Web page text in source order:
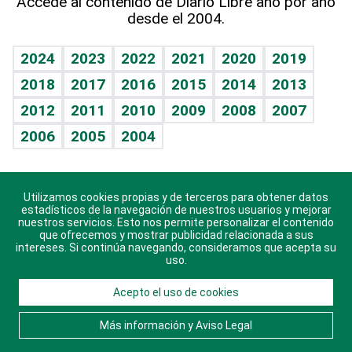
Vida y familia
Eñe
Celebrando la vida
Sin complejos
En pocas palabras
Escuchando al corazón
Economía Personal
TBT Deportivo
Guía del dinero
Horóscopos
Crucigramas
desde el 2004.
2024 2023 2022 2021 2020
2019
2018
2017 2016 2015 2014
2013
2012
2011 2010 2009 2008
2007
2006
2005 2004
Descarga nuestras aplicaciones para Android, iOS y
sistema Huawei.
© 2021 Diario Libre, todos los derechos reservados.
Consulta elAviso Legal. Ponte en Contacto
nosotros y conoce más sobre Diario Libre
Utilizamos cookies propias y de terceros para obtener datos
estadísticos de la navegación de nuestros usuarios y mejorar
nuestros servicios. Esto nos permite personalizar el contenido
que ofrecemos y mostrar publicidad relacionada a sus
intereses. Si continúa navegando, consideramos que acepta su
uso.
Acepto el uso de cookies
Más información y Aviso Legal